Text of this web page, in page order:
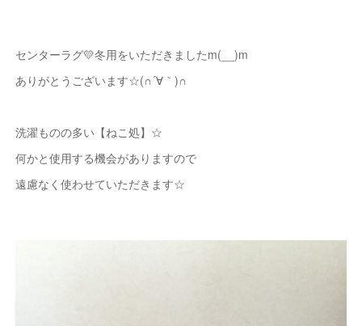
センターラグ💛冬用をいただきましたm(__)m
ありがとうございます☆(∩´∀｀)∩
洗濯ものの多い【ねこ処】☆
何かと使用する機会がありますので
遠慮なく使わせていただきます☆